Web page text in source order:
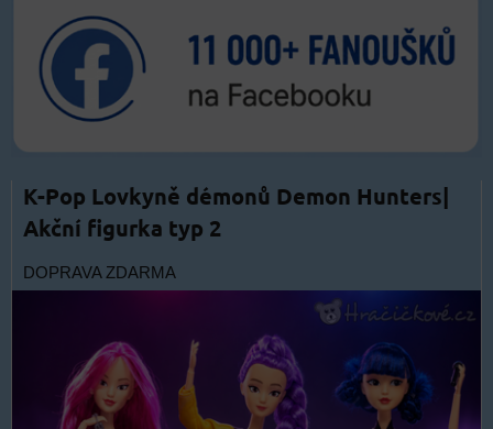
K-Pop Lovkyně démonů Demon Hunters|
Akční figurka typ 2
DOPRAVA ZDARMA